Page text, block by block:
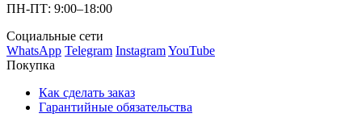
ПН-ПТ: 9:00–18:00
Социальные сети
WhatsApp Telegram InstagramYouTube
Покупка
Как сделать заказ
Гарантийные обязательства